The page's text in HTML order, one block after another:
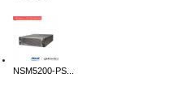
NSM5200-PS...